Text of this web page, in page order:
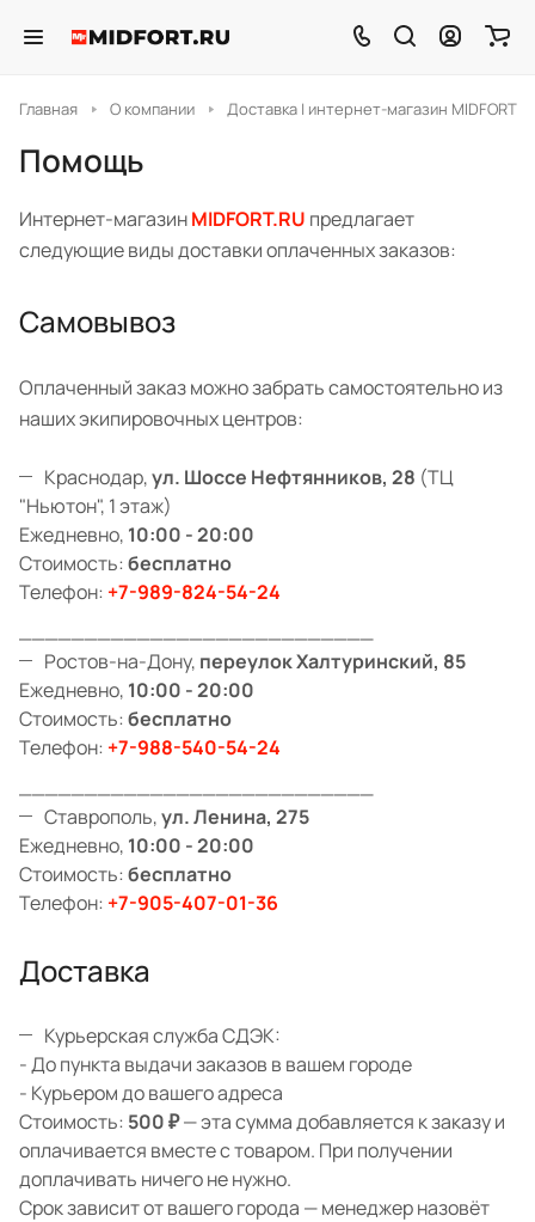
Главная О компании Доставка | интернет-магазин MIDFORT
Помощь
Интернет-магазинMIDFORT.RU предлагает
следующие виды доставки оплаченных заказов:
Самовывоз
Оплаченный заказ можно забрать самостоятельно из
наших экипировочных центров:
Краснодар,ул. Шоссе Нефтянников, 28 (ТЦ
"Ньютон", 1 этаж)
Ежедневно, 10:00 - 20:00
Стоимость:бесплатно
Телефон: +7-989-824-54-24
Ростов-на-Дону, переулок Халтуринский, 85
Ежедневно, 10:00 - 20:00
Стоимость:бесплатно
Телефон: +7-988-540-54-24
Ставрополь,ул. Ленина, 275
Ежедневно, 10:00 - 20:00
Стоимость:бесплатно
Телефон: +7-905-407-01-36
Доставка
Курьерская служба СДЭК:
- До пункта выдачи заказов в вашем городе
- Курьером до вашего адреса
Стоимость: 500 ₽— эта сумма добавляется к заказу и
оплачивается вместе с товаром. При получении
доплачивать ничего не нужно.
Срок зависит от вашего города — менеджер назовёт